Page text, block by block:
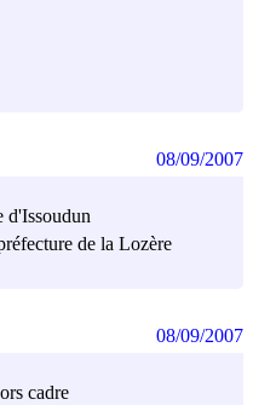
d'Issoudun
de la Lozère
08/09/2007
cadre
08/09/2007